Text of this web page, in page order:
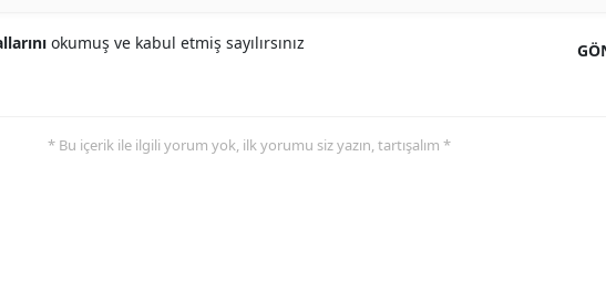
okumuş ve kabul etmiş sayılırsınız
* Bu içerik ile ilgili yorum yok, ilk yorumu siz yazın, tartışalım *